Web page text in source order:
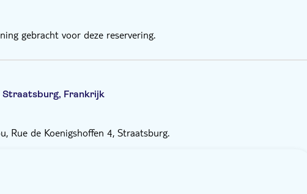
gebracht voor deze reservering.
Straatsburg, Frankrijk
Rue de Koenigshoffen 4, Straatsburg.